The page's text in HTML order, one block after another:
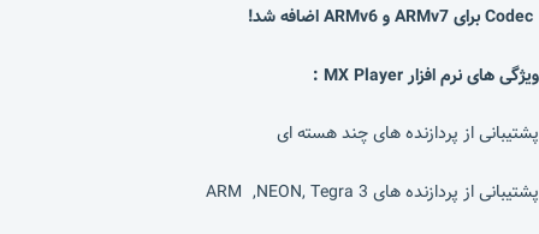
ویژگی های نرم افزار MX Player :
پشتیبانی از پردازنده های چند هسته ای
پشتیبانی از پردازنده های ARM ,NEON, Tegra 3